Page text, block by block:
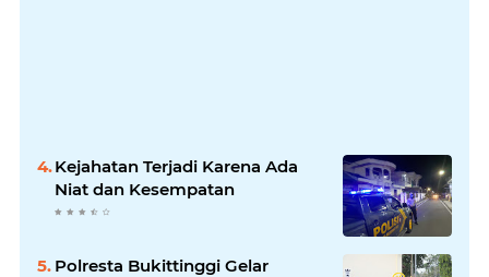
Kejahatan Terjadi Karena Ada
Niat dan Kesempatan
Polresta Bukittinggi Gelar